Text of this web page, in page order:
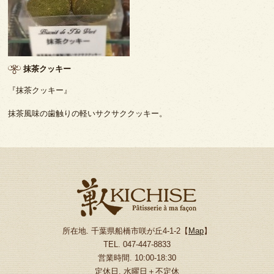
抹茶クッキー
『抹茶クッキー』
抹茶風味の歯触りの軽いサクサククッキー。
所在地. 千葉県船橋市咲が丘4-1-2【 Map】
TEL. 047-447-8833
営業時間. 10:00-18:30
定休日. 水曜日＋不定休